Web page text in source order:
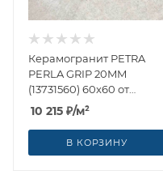
Керамогранит PETRA
PERLA GRIP 20MM
(13731560) 60x60 от
Casalgrande Padana
(Италия)
10 215 ₽/м²
В КОРЗИНУ